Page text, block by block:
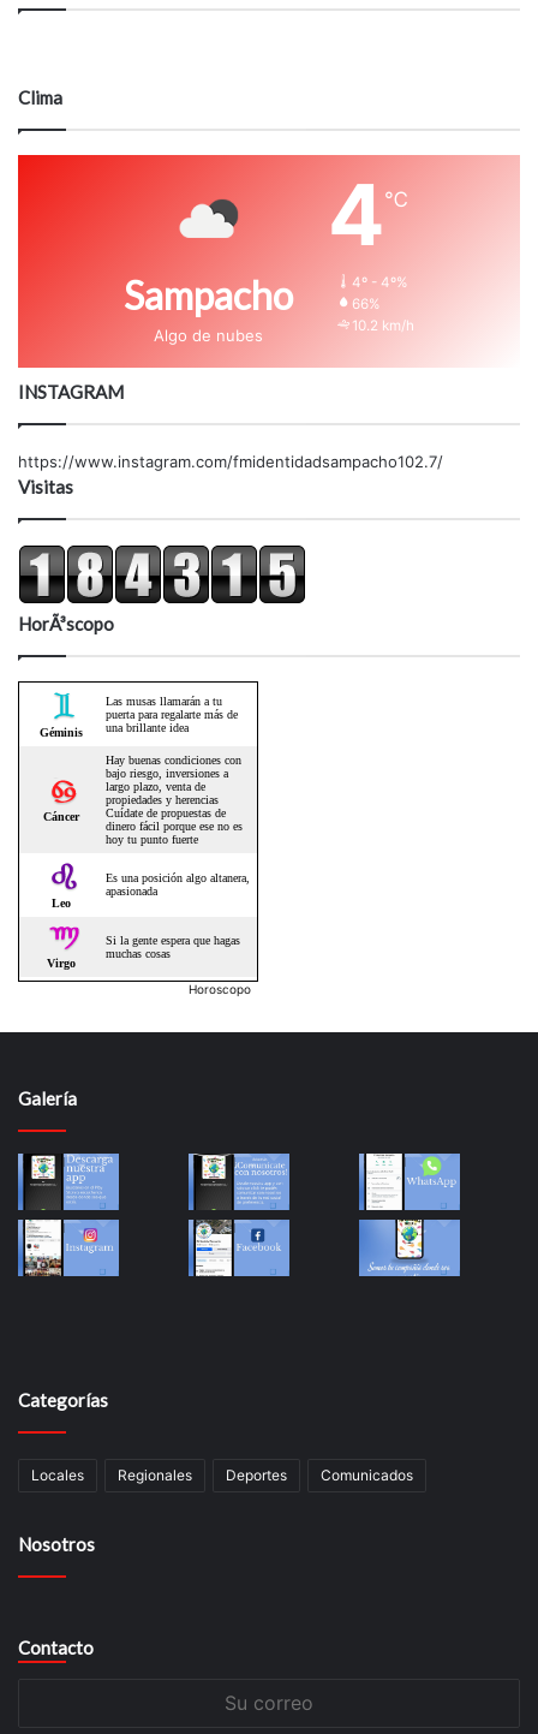
Clima
Sampacho
Algo de nubes
4℃
4º - 4º%
66%
10.2 km/h
INSTAGRAM
https://www.instagram.com/fmidentidadsampacho102.7/
Visitas
HorÃ³scopo
Horoscopo
Galería
Categorías
Locales Regionales Deportes Comunicados
Nosotros
Contacto